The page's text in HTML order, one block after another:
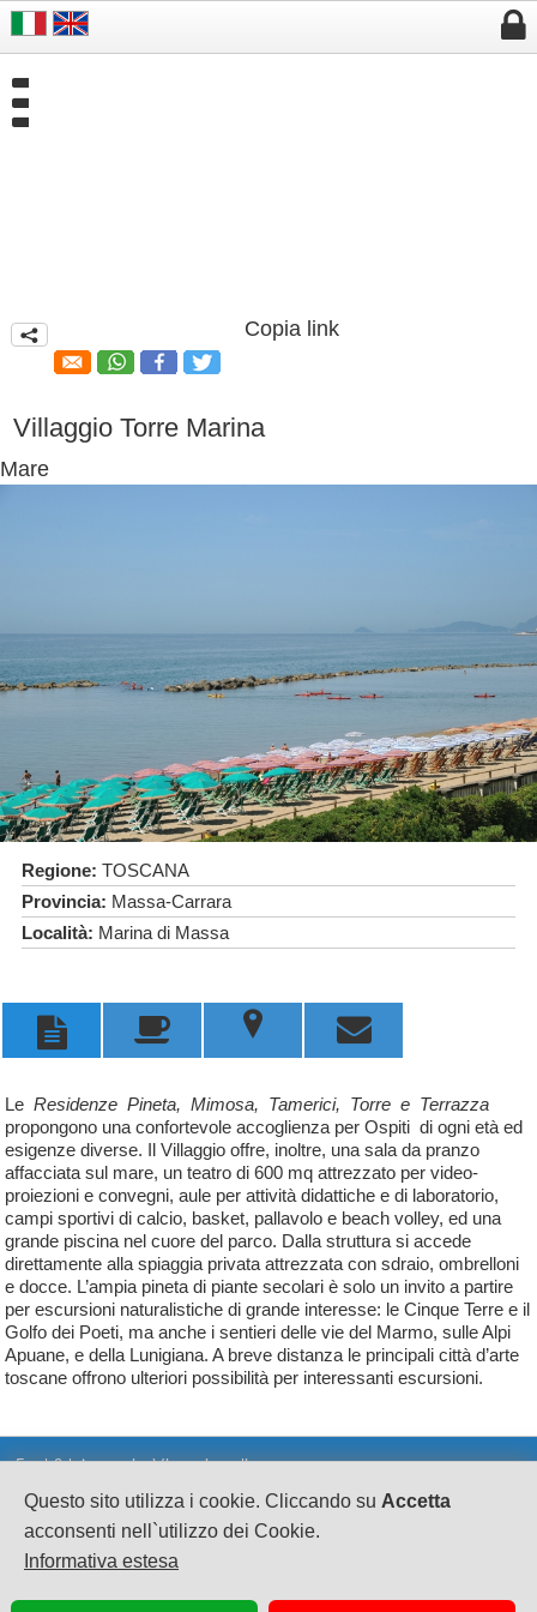
Questo sito utilizza i cookie. Cliccando su Accetta
acconsenti nell`utilizzo dei Cookie.
Informativa estesa


q Copia link
Villaggio Torre Marina
Mare
Regione: TOSCANA
Provincia: Massa-Carrara
Località: Marina di Massa
  u 
LeResidenze Pineta, Mimosa, Tamerici, Torre e Terrazza
propongono una confortevole accoglienza per Ospiti di ogni età ed
esigenze diverse. Il Villaggio offre, inoltre, una sala da pranzo
affacciata sul mare, un teatro di 600 mq attrezzato per video-
proiezioni e convegni, aule per attività didattiche e di laboratorio,
campi sportivi di calcio, basket, pallavolo e beach volley, ed una
grande piscina nel cuore del parco. Dalla struttura si accede
direttamente alla spiaggia privata attrezzata con sdraio, ombrelloni
e docce. L’ampia pineta di piante secolari è solo un invito a partire
per escursioni naturalistiche di grande interesse: le Cinque Terre e il
Golfo dei Poeti, ma anche i sentieri delle vie del Marmo, sulle Alpi
Apuane, e della Lunigiana. A breve distanza le principali città d’arte
toscane offrono ulteriori possibilità per interessanti escursioni.
Fast Srl Agenzia Viaggi on line
CF e PI 02628080695
sede legale: Via A.Sciorilli 1
S.Eusanio del Sangro CH cap 66037
Scia n°63917 Suap SangroAventino Reg. Abruzzo
Pec: fast.turismo@legalmail.it